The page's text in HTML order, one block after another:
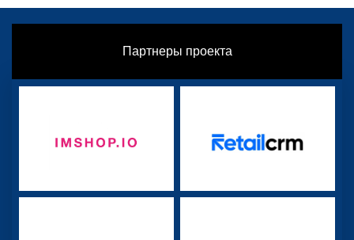
Партнеры проекта